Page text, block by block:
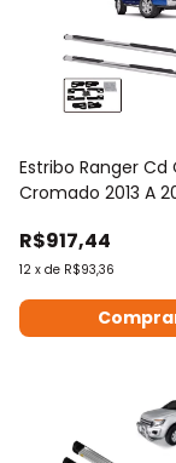
Estribo Ranger Cd
Cromado 2013 A
R$917,44
12 x de R$93,36